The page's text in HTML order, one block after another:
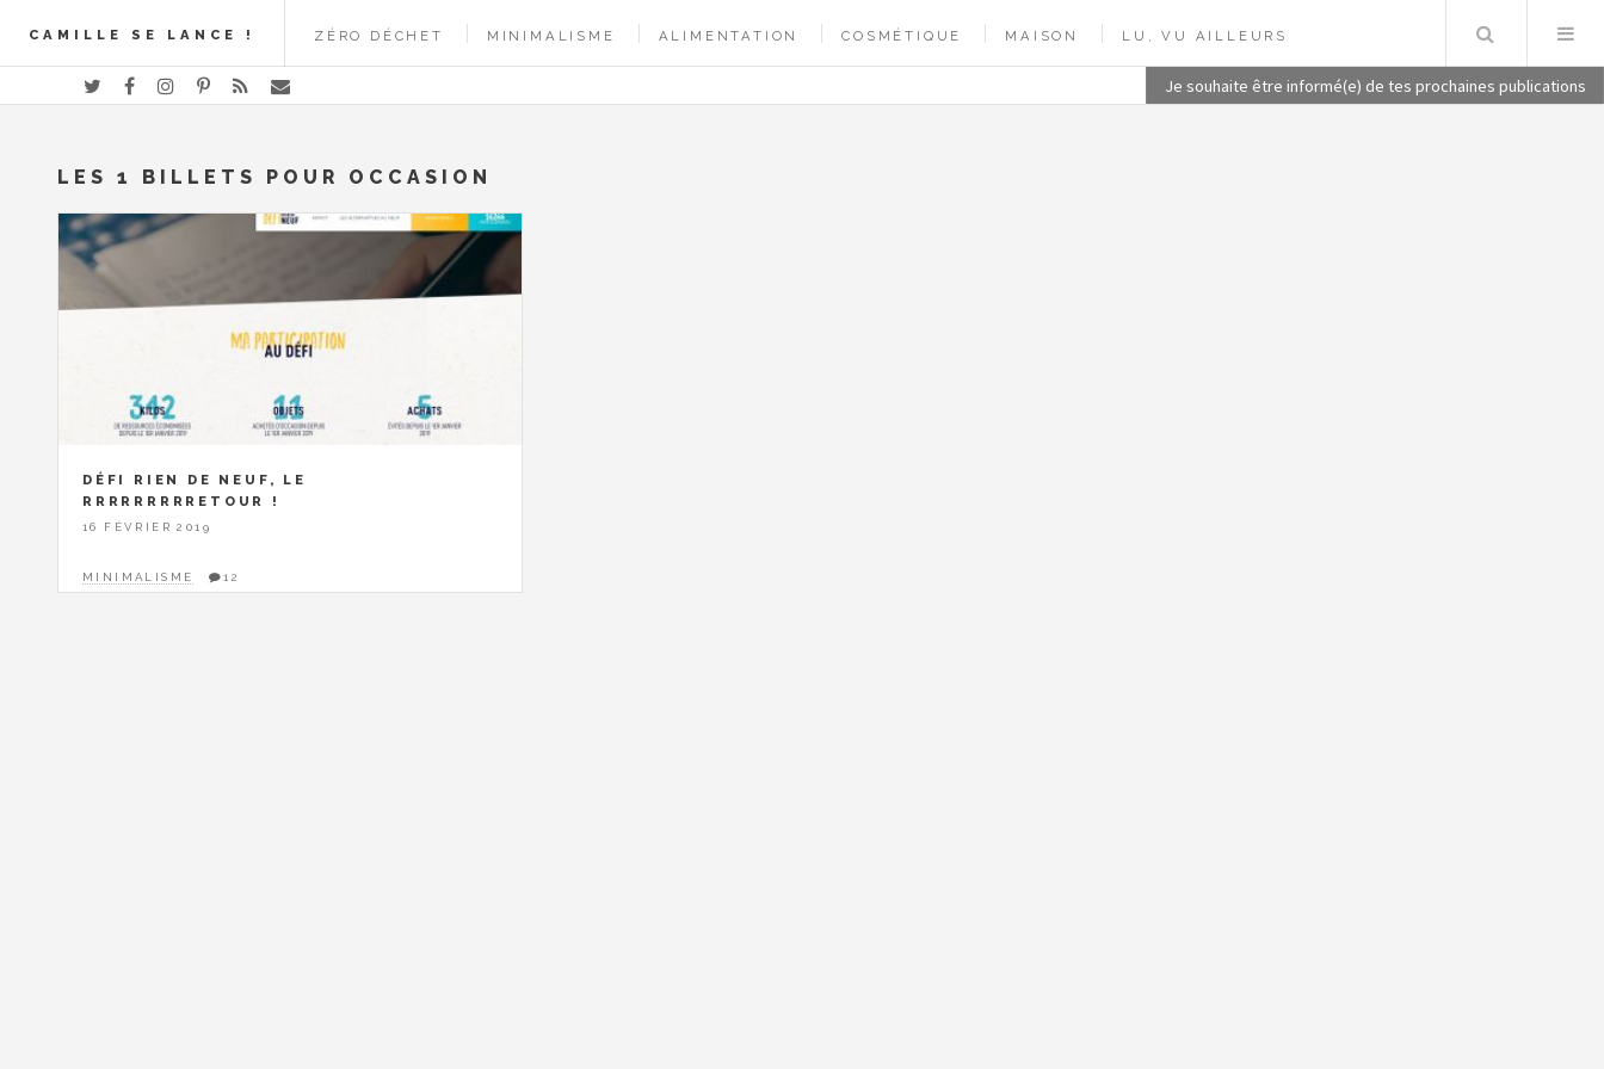
CAMILLE SE LANCE ! ZÉRO DÉCHET MINIMALISME ALIMENTATION COSMÉTIQUE MAISON LU, VU AILLEURS
Je souhaite être informé(e) de tes prochaines publications
LES 1 BILLETS POUR OCCASION
DÉFI RIEN DE NEUF, LE
RRRRRRRRRETOUR !
16 FÉVRIER 2019
MINIMALISME 12